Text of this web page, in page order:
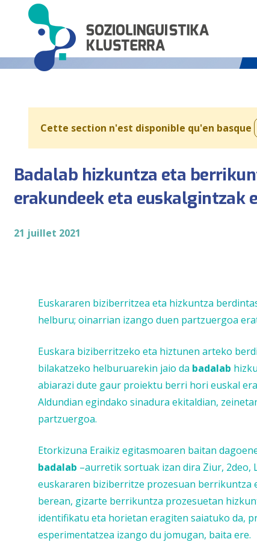
Cette section n'est disponible qu'en basque
Badalab hizkuntza eta
erakundeek eta euskalgintzak
21 juillet 2021
Euskararen biziberritzea eta hizkuntza
helburu; oinarrian izango duen partzuergoa
Euskara biziberritzeko eta hiztunen arteko
bilakatzeko helburuarekin jaio da badalab
abiarazi dute gaur proiektu berri hori euskal
Aldundian egindako sinadura ekitaldian,
partzuergoa.
Etorkizuna Eraikiz egitasmoaren baitan
badalab –aurretik sortuak izan dira Ziur, 2deo,
euskararen biziberritze prozesuan berrikuntza
berean, gizarte berrikuntza prozesuetan
identifikatu eta horietan eragiten saiatuko da,
esperimentatzea izango du jomugan, baita ere.